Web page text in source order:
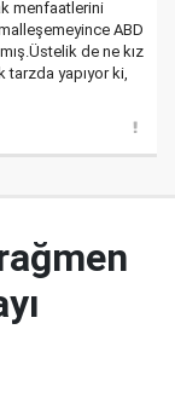
menfaatlerini
ABD
de ne kız
tarzda yapıyor ki,